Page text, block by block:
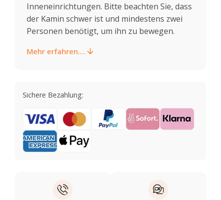
Inneneinrichtungen. Bitte beachten Sie, dass
der Kamin schwer ist und mindestens zwei
Personen benötigt, um ihn zu bewegen.
Mehr erfahren....
Sichere Bezahlung: